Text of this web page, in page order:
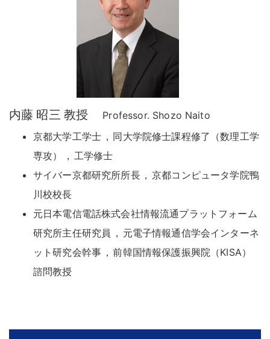
内藤 昭三 教授
Professor. Shozo Naito
京都大学工学士 ， 同大学院修士課程修了（数理工学
専攻）
， 工学修士
サイバー京都研究所所長 ， 京都コンピュータ学院鴨
川校校長
元日本電信電話株式会社情報流通プラットフォーム
研究所主任研究員 ， 元電子情報通信学会インターネ
ット研究会幹事 ， 前韓国情報保護振興院（KISA）
諮問教授